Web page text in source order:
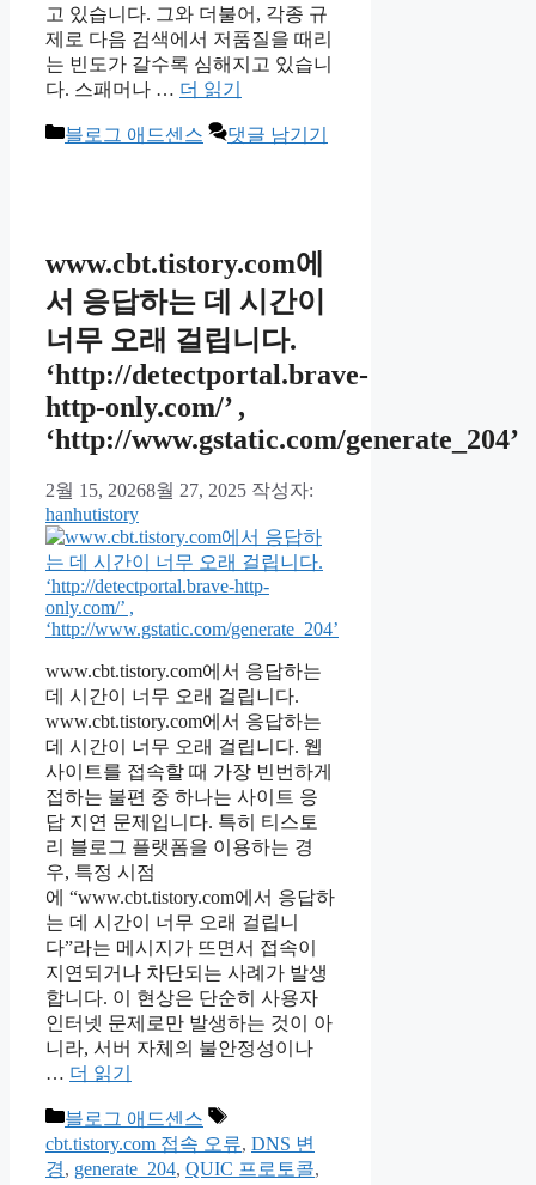
고 있습니다. 그와 더불어, 각종 규
제로 다음 검색에서 저품질을 때리
는 빈도가 갈수록 심해지고 있습니
다. 스패머나 … 더 읽기
카
블로그 애드센스 댓글 남기기
www.cbt.tistory.com에
서 응답하는 데 시간이
너무 오래 걸립니다.
‘http://detectportal.brave-
http-only.com/’ ,
‘http://www.gstatic.com/generate_204’
2월 15, 20268월 27, 2025 작성자:
hanhutistory
www.cbt.tistory.com에서 응답하는
데 시간이 너무 오래 걸립니다.
www.cbt.tistory.com에서 응답하는
데 시간이 너무 오래 걸립니다. 웹
사이트를 접속할 때 가장 빈번하게
접하는 불편 중 하나는 사이트 응
답 지연 문제입니다. 특히 티스토
리 블로그 플랫폼을 이용하는 경
우, 특정 시점
에 “www.cbt.tistory.com에서 응답하
는 데 시간이 너무 오래 걸립니
다”라는 메시지가 뜨면서 접속이
지연되거나 차단되는 사례가 발생
합니다. 이 현상은 단순히 사용자
인터넷 문제로만 발생하는 것이 아
니라, 서버 자체의 불안정성이나
… 더 읽기
카
테
고
블로그 애드센스
태
그
cbt.tistory.com 접속 오류, DNS 변
경, generate_204, QUIC 프로토콜,